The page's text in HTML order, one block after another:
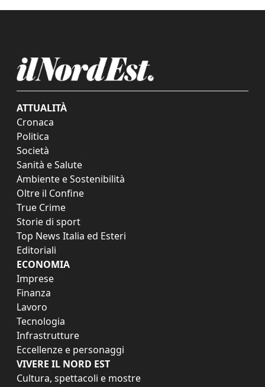
ATTUALITÀ
Cronaca
Politica
Società
Sanità e Salute
Ambiente e Sostenibilità
Oltre il Confine
True Crime
Storie di sport
Top News Italia ed Esteri
Editoriali
ECONOMIA
Imprese
Finanza
Lavoro
Tecnologia
Infrastrutture
Eccellenze e personaggi
VIVERE IL NORD EST
Cultura, spettacoli e mostre